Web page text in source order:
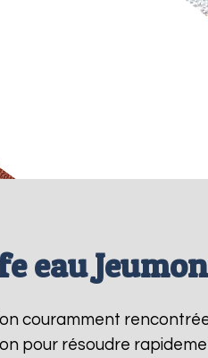
eau
couramment
pour résoudre